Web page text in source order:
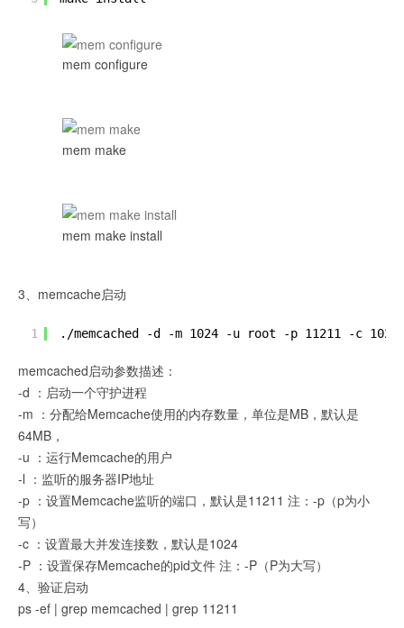
mem configure
mem make
mem make install
3、memcache启动
1 ./memcached -d -m 1024 -u root -p 11211 -c
memcached启动参数描述：
-d ：启动一个守护进程
-m ：分配给Memcache使用的内存数量，单位是MB，默认是
64MB，
-u ：运行Memcache的用户
-l ：监听的服务器IP地址
-p ：设置Memcache监听的端口，默认是11211 注：-p（p为小
写）
-c ：设置最大并发连接数，默认是1024
-P ：设置保存Memcache的pid文件 注：-P（P为大写）
4、验证启动
ps -ef | grep memcached | grep 11211